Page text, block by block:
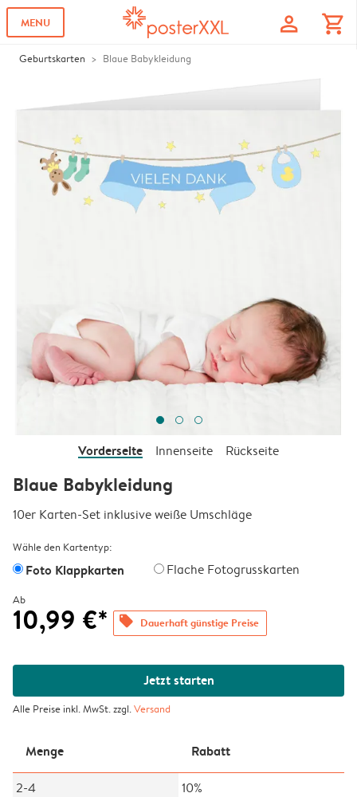
MENU profile shopping_cart
Geburtskarten Blaue Babykleidung
Vorderseite Innenseite Rückseite
Blaue Babykleidung
10er Karten-Set inklusive weiße Umschläge
Wähle den Kartentyp:
Foto Klappkarten Flache Fotogrusskarten
Ab
10,99 €* offers Dauerhaft günstige Preise
Jetzt starten
Alle Preise inkl. MwSt. zzgl.Versand
Menge Rabatt
2-4
10%